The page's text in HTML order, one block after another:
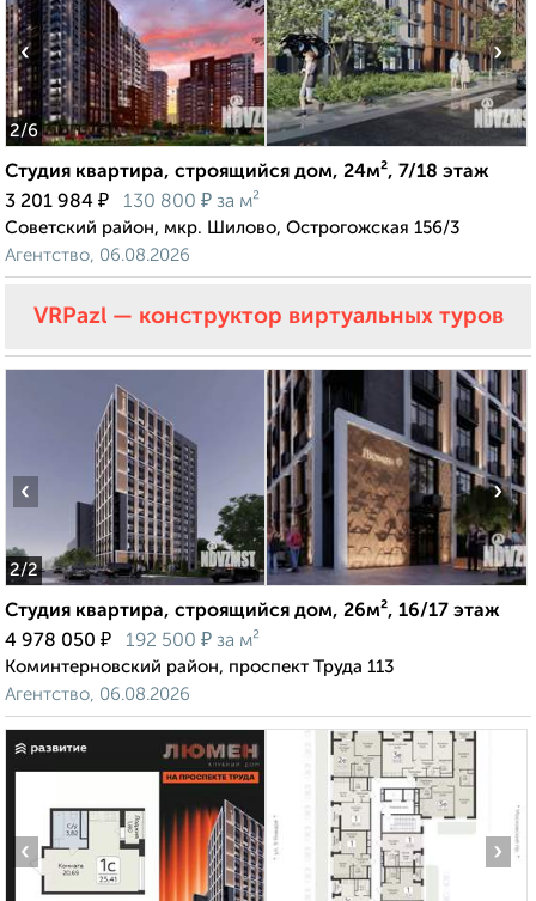
2/6
‹ ›
Студия квартира, строящийся дом, 24м², 7/18 этаж
3 201 984 ₽ 130 800 ₽ за м²
Советский район, мкр. Шилово, Острогожская 156/3
Агентство, 06.08.2026
VRPazl — конструктор виртуальных туров
2/2
‹ ›
Студия квартира, строящийся дом, 26м², 16/17 этаж
4 978 050 ₽ 192 500 ₽ за м²
Коминтерновский район, проспект Труда 113
Агентство, 06.08.2026
‹ ›